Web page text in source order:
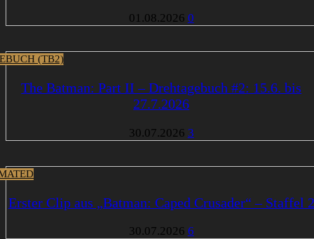
01.08.2026 0
(TB2)
The Batman: Part II – Drehtagebuch #2: 15.6. bis
27.7.2026
30.07.2026 3
Erster Clip aus „Batman: Caped Crusader“ – Staffel 2
30.07.2026 6